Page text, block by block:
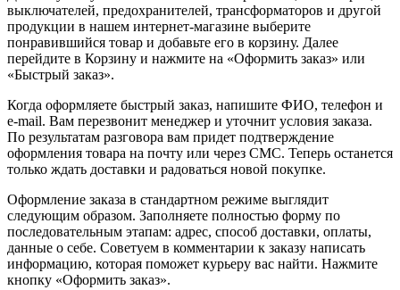
выключателей, предохранителей, трансформаторов и другой
продукции в нашем интернет-магазине выберите
понравившийся товар и добавьте его в корзину. Далее
перейдите в Корзину и нажмите на «Оформить заказ» или
«Быстрый заказ».
Когда оформляете быстрый заказ, напишите ФИО, телефон и
e-mail. Вам перезвонит менеджер и уточнит условия заказа.
По результатам разговора вам придет подтверждение
оформления товара на почту или через СМС. Теперь останется
только ждать доставки и радоваться новой покупке.
Оформление заказа в стандартном режиме выглядит
следующим образом. Заполняете полностью форму по
последовательным этапам: адрес, способ доставки, оплаты,
данные о себе. Советуем в комментарии к заказу написать
информацию, которая поможет курьеру вас найти. Нажмите
кнопку «Оформить заказ».